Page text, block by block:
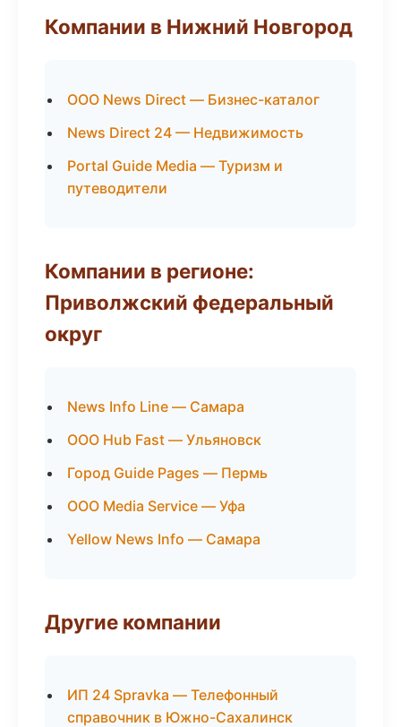
Компании в Нижний Новгород
ООО News Direct — Бизнес-каталог
News Direct 24 — Недвижимость
Portal Guide Media — Туризм и
путеводители
Компании в регионе:
Приволжский федеральный
округ
News Info Line — Самара
ООО Hub Fast — Ульяновск
Город Guide Pages — Пермь
ООО Media Service — Уфа
Yellow News Info — Самара
Другие компании
ИП 24 Spravka — Телефонный
справочник в Южно-Сахалинск